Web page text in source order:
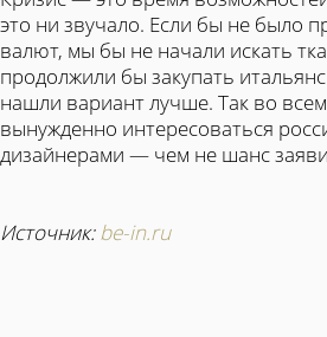
это ни звучало. Если бы не было
валют, мы бы не начали искать
продолжили бы закупать
нашли вариант лучше. Так во
вынужденно интересоваться
дизайнерами — чем не шанс
Источник:be-in.ru